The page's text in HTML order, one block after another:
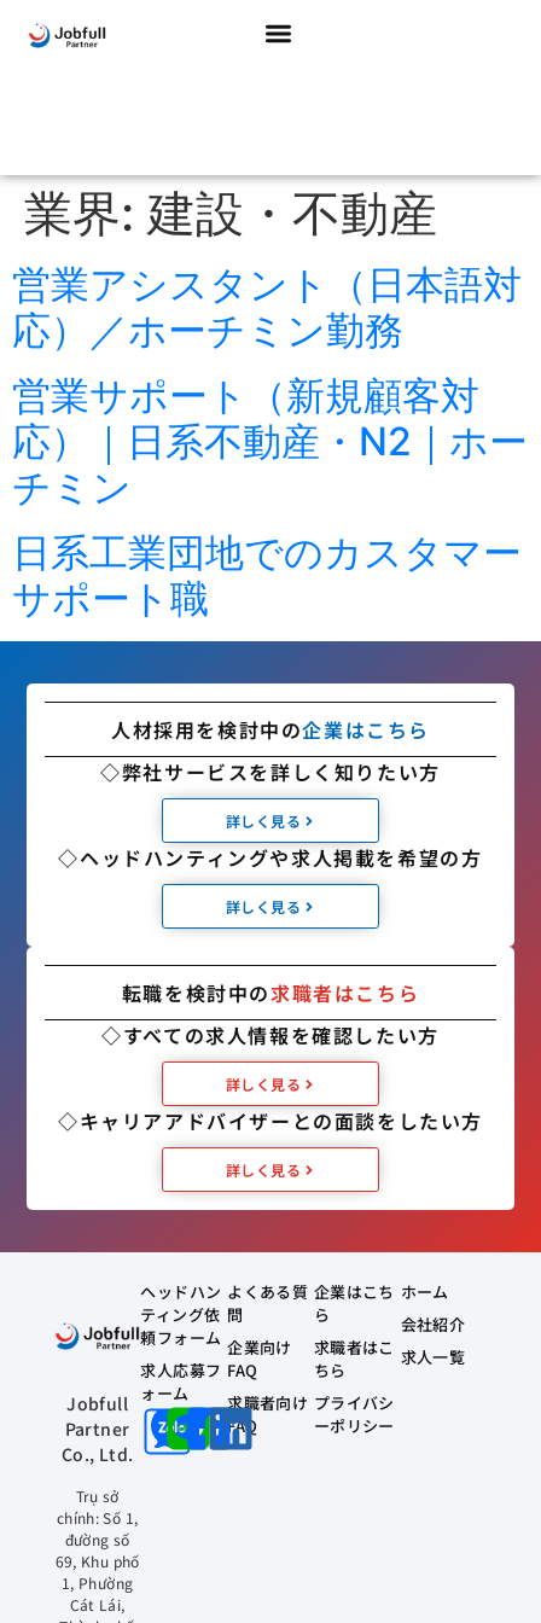
業界: 建設・不動産
営業アシスタント（日本語対
応）／ホーチミン勤務
営業サポート（新規顧客対
応）｜日系不動産・N2｜ホー
チミン
日系工業団地でのカスタマー
サポート職
人材採用を検討中の企業はこちら
◇弊社サービスを詳しく知りたい方
詳しく見る
◇ヘッドハンティングや求人掲載を希望の方
詳しく見る
転職を検討中の求職者はこちら
◇すべての求人情報を確認したい方
詳しく見る
◇キャリアアドバイザーとの面談をしたい方
詳しく見る
Jobfull
Partner
Co., Ltd.
Trụ sở
chính: Số 1,
đường số
69, Khu phố
1, Phường
Cát Lái,
ホーム
会社紹介
求人一覧
企業はこち
ら
求職者はこ
ちら
プライバシ
ーポリシー
よくある質
問
企業向け
FAQ
求職者向け
FAQ
ヘッドハン
ティング依
頼フォーム
求人応募フ
ォーム